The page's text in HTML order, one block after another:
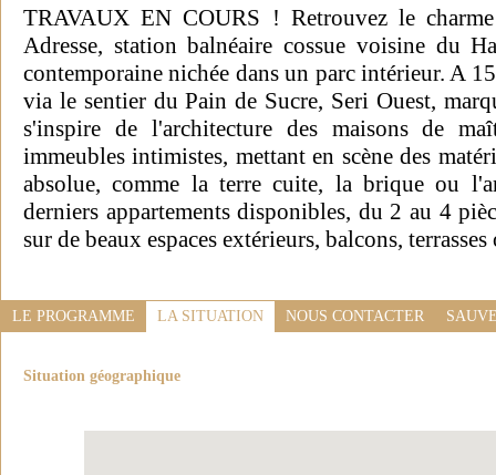
TRAVAUX EN COURS ! Retrouvez le
Adresse, station balnéaire cossue voisine du
contemporaine nichée dans un parc intérieur. A
via le sentier du Pain de Sucre, Seri Ouest,
s'inspire de l'architecture des maisons de
immeubles intimistes, mettant en scène des
absolue, comme la terre cuite, la brique ou
derniers appartements disponibles, du 2 au 4
sur de beaux espaces extérieurs, balcons,
LE PROGRAMME LA SITUATION NOUS CONTACTER
Situation géographique